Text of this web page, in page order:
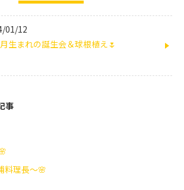
01/12
生まれの誕生会＆球根植え🌷
事
料理長～🌸